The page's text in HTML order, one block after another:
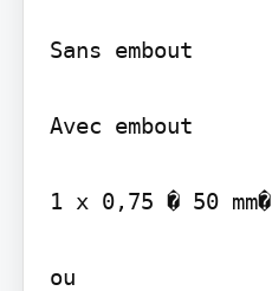
Sans embout
Avec embout
1 x 0,75 � 50 mm�
ou